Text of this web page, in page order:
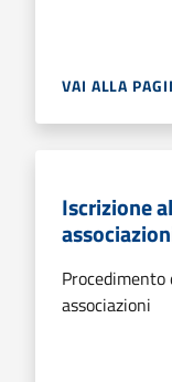
VAI ALLA
Iscrizione
associazioni